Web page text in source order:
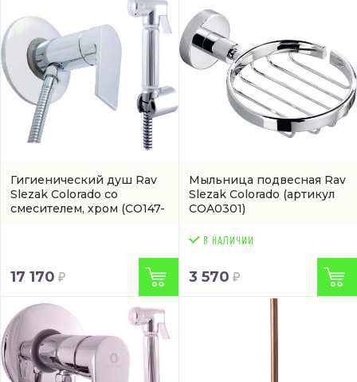
Гигиенический душ Rav
Slezak Colorado со
смесителем, хром (CO147-
17 170
Мыльница подвесная Rav
Slezak Colorado (артикул
COA0301)
3 570